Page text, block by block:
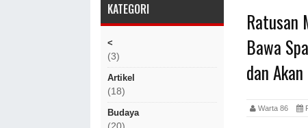
KATEGORI
<
(3)
Artikel
(18)
Budaya
Ratusan
Bawa
dan
Warta 86